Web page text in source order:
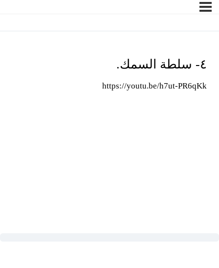
٤- سلطة السمك.
https://youtu.be/h7ut-PR6qKk